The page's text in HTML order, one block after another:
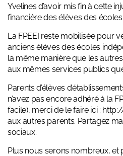
Yvelines d’avoir mis fin à cette
financière des élèves des
La FPEEI reste mobilisée pour
anciens élèves des écoles
la même manière que les
aux mêmes services publics
Parents d’élèves
n’avez pas encore adhéré à la
facile), merci de le faire ici :
aux autres parents. Partagez
sociaux.
Plus nous serons nombreux,